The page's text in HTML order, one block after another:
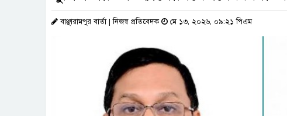
বাঞ্ছারামপুর বার্তা | নিজস্ব প্রতিবেদক মে ১৩, ২০২৬, ০৯:২১ পিএম